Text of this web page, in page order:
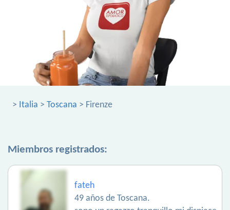
> Italia > Toscana > Firenze
Miembros registrados:
fateh
49 años de Toscana.